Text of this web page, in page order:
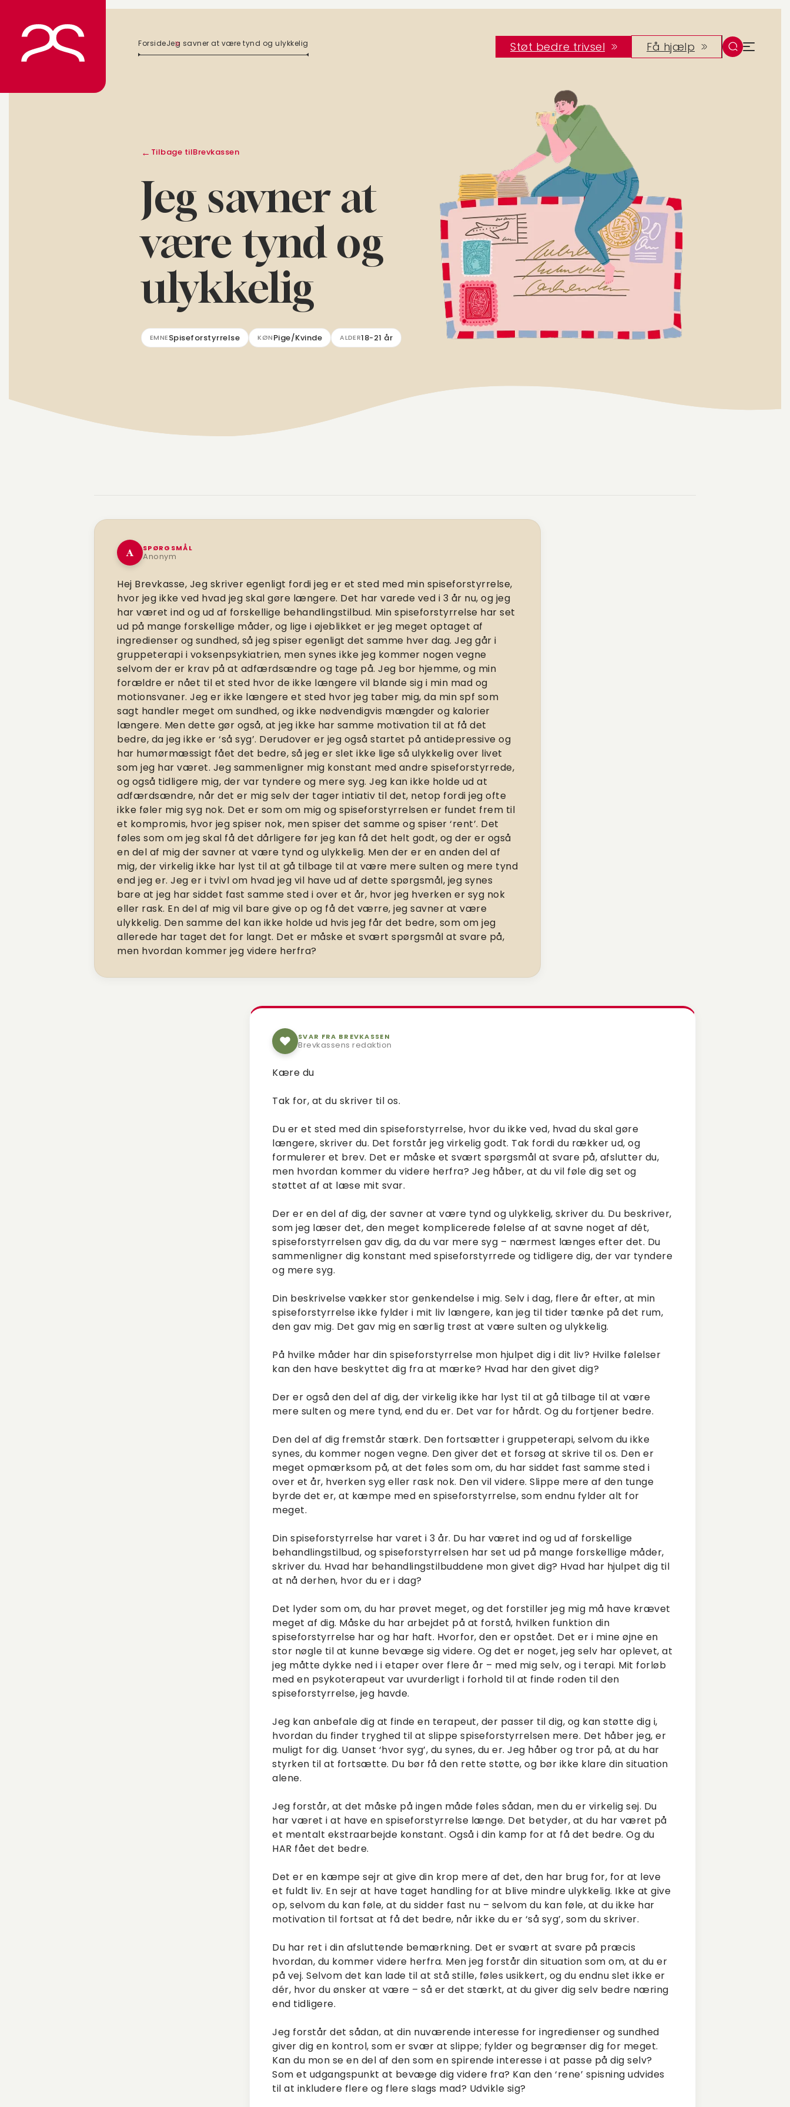
indhold
ForsideJeg savner at være tynd og ulykkelig Støt bedre trivsel Få hjælp
Tilbage tilBrevkassen
Jeg savner at
være tynd og
ulykkelig
EMNESpiseforstyrrelse KØNPige/Kvinde ALDER18-21 år
A SPØRGSMÅL
Anonym
Hej Brevkasse, Jeg skriver egenligt fordi jeg er et sted med min spiseforstyrrelse,
hvor jeg ikke ved hvad jeg skal gøre længere. Det har varede ved i 3 år nu, og jeg
har været ind og ud af forskellige behandlingstilbud. Min spiseforstyrrelse har set
ud på mange forskellige måder, og lige i øjeblikket er jeg meget optaget af
ingredienser og sundhed, så jeg spiser egenligt det samme hver dag. Jeg går i
gruppeterapi i voksenpsykiatrien, men synes ikke jeg kommer nogen vegne
selvom der er krav på at adfærdsændre og tage på. Jeg bor hjemme, og min
forældre er nået til et sted hvor de ikke længere vil blande sig i min mad og
motionsvaner. Jeg er ikke længere et sted hvor jeg taber mig, da min spf som
sagt handler meget om sundhed, og ikke nødvendigvis mængder og kalorier
længere. Men dette gør også, at jeg ikke har samme motivation til at få det
bedre, da jeg ikke er ‘så syg’. Derudover er jeg også startet på antidepressive og
har humørmæssigt fået det bedre, så jeg er slet ikke lige så ulykkelig over livet
som jeg har været. Jeg sammenligner mig konstant med andre spiseforstyrrede,
og også tidligere mig, der var tyndere og mere syg. Jeg kan ikke holde ud at
adfærdsændre, når det er mig selv der tager intiativ til det, netop fordi jeg ofte
ikke føler mig syg nok. Det er som om mig og spiseforstyrrelsen er fundet frem til
et kompromis, hvor jeg spiser nok, men spiser det samme og spiser ‘rent’. Det
føles som om jeg skal få det dårligere før jeg kan få det helt godt, og der er også
en del af mig der savner at være tynd og ulykkelig. Men der er en anden del af
mig, der virkelig ikke har lyst til at gå tilbage til at være mere sulten og mere tynd
end jeg er. Jeg er i tvivl om hvad jeg vil have ud af dette spørgsmål, jeg synes
bare at jeg har siddet fast samme sted i over et år, hvor jeg hverken er syg nok
eller rask. En del af mig vil bare give op og få det værre, jeg savner at være
ulykkelig. Den samme del kan ikke holde ud hvis jeg får det bedre, som om jeg
allerede har taget det for langt. Det er måske et svært spørgsmål at svare på,
men hvordan kommer jeg videre herfra?
SVAR FRA BREVKASSEN
Brevkassens redaktion
Kære du
Tak for, at du skriver til os.
Du er et sted med din spiseforstyrrelse, hvor du ikke ved, hvad du skal gøre
længere, skriver du. Det forstår jeg virkelig godt. Tak fordi du rækker ud, og
formulerer et brev. Det er måske et svært spørgsmål at svare på, afslutter du,
men hvordan kommer du videre herfra? Jeg håber, at du vil føle dig set og
støttet af at læse mit svar.
Der er en del af dig, der savner at være tynd og ulykkelig, skriver du. Du beskriver,
som jeg læser det, den meget komplicerede følelse af at savne noget af dét,
spiseforstyrrelsen gav dig, da du var mere syg – nærmest længes efter det. Du
sammenligner dig konstant med spiseforstyrrede og tidligere dig, der var tyndere
og mere syg.
Din beskrivelse vækker stor genkendelse i mig. Selv i dag, flere år efter, at min
spiseforstyrrelse ikke fylder i mit liv længere, kan jeg til tider tænke på det rum,
den gav mig. Det gav mig en særlig trøst at være sulten og ulykkelig.
På hvilke måder har din spiseforstyrrelse mon hjulpet dig i dit liv? Hvilke følelser
kan den have beskyttet dig fra at mærke? Hvad har den givet dig?
Der er også den del af dig, der virkelig ikke har lyst til at gå tilbage til at være
mere sulten og mere tynd, end du er. Det var for hårdt. Og du fortjener bedre.
Den del af dig fremstår stærk. Den fortsætter i gruppeterapi, selvom du ikke
synes, du kommer nogen vegne. Den giver det et forsøg at skrive til os. Den er
meget opmærksom på, at det føles som om, du har siddet fast samme sted i
over et år, hverken syg eller rask nok. Den vil videre. Slippe mere af den tunge
byrde det er, at kæmpe med en spiseforstyrrelse, som endnu fylder alt for
meget.
Din spiseforstyrrelse har varet i 3 år. Du har været ind og ud af forskellige
behandlingstilbud, og spiseforstyrrelsen har set ud på mange forskellige måder,
skriver du. Hvad har behandlingstilbuddene mon givet dig? Hvad har hjulpet dig til
at nå derhen, hvor du er i dag?
Det lyder som om, du har prøvet meget, og det forstiller jeg mig må have krævet
meget af dig. Måske du har arbejdet på at forstå, hvilken funktion din
spiseforstyrrelse har og har haft. Hvorfor, den er opstået. Det er i mine øjne en
stor nøgle til at kunne bevæge sig videre. Og det er noget, jeg selv har oplevet, at
jeg måtte dykke ned i i etaper over flere år – med mig selv, og i terapi. Mit forløb
med en psykoterapeut var uvurderligt i forhold til at finde roden til den
spiseforstyrrelse, jeg havde.
Jeg kan anbefale dig at finde en terapeut, der passer til dig, og kan støtte dig i,
hvordan du finder tryghed til at slippe spiseforstyrrelsen mere. Det håber jeg, er
muligt for dig. Uanset ‘hvor syg’, du synes, du er. Jeg håber og tror på, at du har
styrken til at fortsætte. Du bør få den rette støtte, og bør ikke klare din situation
alene.
Jeg forstår, at det måske på ingen måde føles sådan, men du er virkelig sej. Du
har været i at have en spiseforstyrrelse længe. Det betyder, at du har været på
et mentalt ekstraarbejde konstant. Også i din kamp for at få det bedre. Og du
HAR fået det bedre.
Det er en kæmpe sejr at give din krop mere af det, den har brug for, for at leve
et fuldt liv. En sejr at have taget handling for at blive mindre ulykkelig. Ikke at give
op, selvom du kan føle, at du sidder fast nu – selvom du kan føle, at du ikke har
motivation til fortsat at få det bedre, når ikke du er ‘så syg’, som du skriver.
Du har ret i din afsluttende bemærkning. Det er svært at svare på præcis
hvordan, du kommer videre herfra. Men jeg forstår din situation som om, at du er
på vej. Selvom det kan lade til at stå stille, føles usikkert, og du endnu slet ikke er
dér, hvor du ønsker at være – så er det stærkt, at du giver dig selv bedre næring
end tidligere.
Jeg forstår det sådan, at din nuværende interesse for ingredienser og sundhed
giver dig en kontrol, som er svær at slippe; fylder og begrænser dig for meget.
Kan du mon se en del af den som en spirende interesse i at passe på dig selv?
Som et udgangspunkt at bevæge dig videre fra? Kan den ‘rene’ spisning udvides
til at inkludere flere og flere slags mad? Udvikle sig?